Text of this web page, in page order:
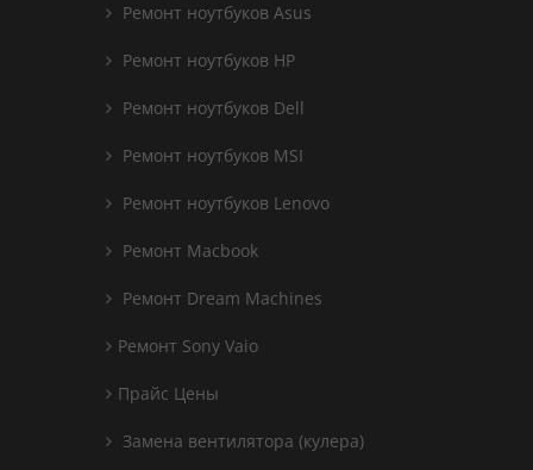
Ремонт ноутбуков Asus
Ремонт ноутбуков HP
Ремонт ноутбуков Dell
Ремонт ноутбуков MSI
Ремонт ноутбуков Lenovo
Ремонт Macbook
Ремонт Dream Machines
Ремонт Sony Vaio
Прайс Цены
Замена вентилятора (кулера)